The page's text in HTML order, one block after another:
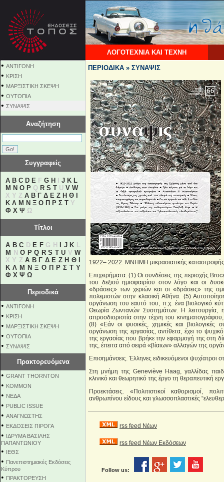
ΛΟΓΟΤΕΧΝΙΑ ΚΑΙ ΤΕΧΝΗ
• ΑΝΤΙΓΟΝΗ
• ΚΡΙΣΗ
• ΜΑΡΞΙΣΤΙΚΗ ΣΚΕΨΗ
• ΟΥΤΟΠΙΑ
• ΣΥΝΑΨΙΣ
Αναζήτηση
Συγγραφείς
A B C D E F G H J K L
M N O P Q R S T U V W
X Y Z Α Β Γ Δ Ε Ζ Η Θ
Κ Λ Μ Ν Ξ Ο Π Ρ Σ Τ Υ
Φ Χ Ψ Ω
Τίτλοι
A B C D E FG H J K L
M
N O P Q R S T U V W
X Y ZΑ Β Γ Δ Ε Ζ Η Θ
Κ Λ Μ Ν Ξ Ο Π Ρ Σ Τ Υ
Φ Χ Ψ Ω
Περιοδικά
• ΑΝΤΙΓΟΝΗ
• ΚΡΙΣΗ
• ΜΑΡΞΙΣΤΙΚΗ ΣΚΕΨΗ
• ΟΥΤΟΠΙΑ
• ΣΥΝΑΨΙΣ
Πρακτορευόμενα
• GRANT THORNTON
• KOMMON
• NEΔΑ
• PUBLIC ISSUE
• ΑΝΑΓΝΩΣΤΗΣ
• ΕΚΔΟΣΕΙΣ ΠΙΡΟΓΑ
• ΙΔΡΥΜΑ ΒΑΣΙΛΗΣ
ΠΑΠΑΝΤΩΝΙΟΥ
• ΙΕΘΣ
• Πανεπιστημιακές Εκδόσεις
Κύπρου
• ΠΡΑΚΤΟΡΕΥΣΗ
ΠΕΡΙΟΔΙΚΑ » ΣΥΝΑΨΙΣ
1922– 2022. ΜΝΗΜΗ μικρασιατικής
Επιχειρήματα. (1) Οι συνδέσεις της περιοχής
του δεξιού ημισφαιρίου στον λόγο και οι
«δράσεις» των χεριών και οι «δράσεις» της
πολεμιστών στην κλασική Αθήνα. (5)
οργάνωση του εαυτό του, π.χ. ένα βιολογικό
Θεωρία Ζωντανών Συστημάτων. Η
απροσδιοριστία στην τέχνη του
(8) «Εάν οι φυσικές, χημικές και
οργάνωση της εργασίας, αντίθετα, έχει το
της εργασίας που βρήκε την εφαρμογή της στη
της, έπειτα από σειρά «βίαιων» αλλαγών της
Επισημάνσεις. Έλληνες ειδικευόμενοι ψυχίατροι
Στη μνήμη της Geneviève Haag, γαλλίδας
κλινικό και θεωρητικό της έργο τη θεραπευτική
Προεκτάσεις. «Πολιτιστικοί καθορισμοί,
ανθρωπίνου είδους και γλωσσοπλαστικές
rss feed Νέων
rss feed Νέων Εκδόσεων
Follow us: